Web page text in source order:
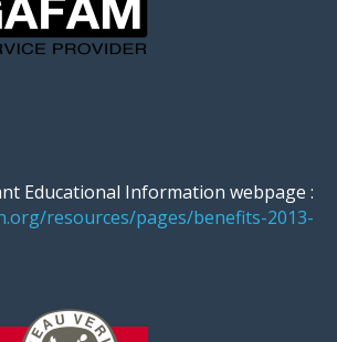
Educational Information webpage :
resources/pages/benefits-2013-